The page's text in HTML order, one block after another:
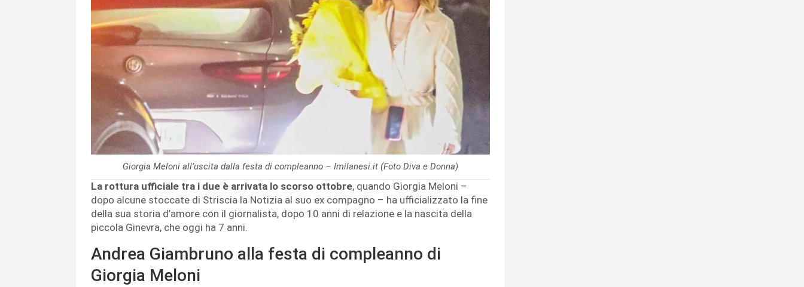
Giorgia Meloni all’uscita dalla festa di compleanno – Imilanesi.it (Foto Diva e Donna)
La rottura ufficiale tra i due è arrivata lo scorso ottobre, quando Giorgia Meloni –
dopo alcune stoccate di Striscia la Notizia al suo ex compagno – ha ufficializzato la fine
della sua storia d’amore con il giornalista, dopo 10 anni di relazione e la nascita della
piccola Ginevra, che oggi ha 7 anni.
Andrea Giambruno alla festa di compleanno di
Giorgia Meloni